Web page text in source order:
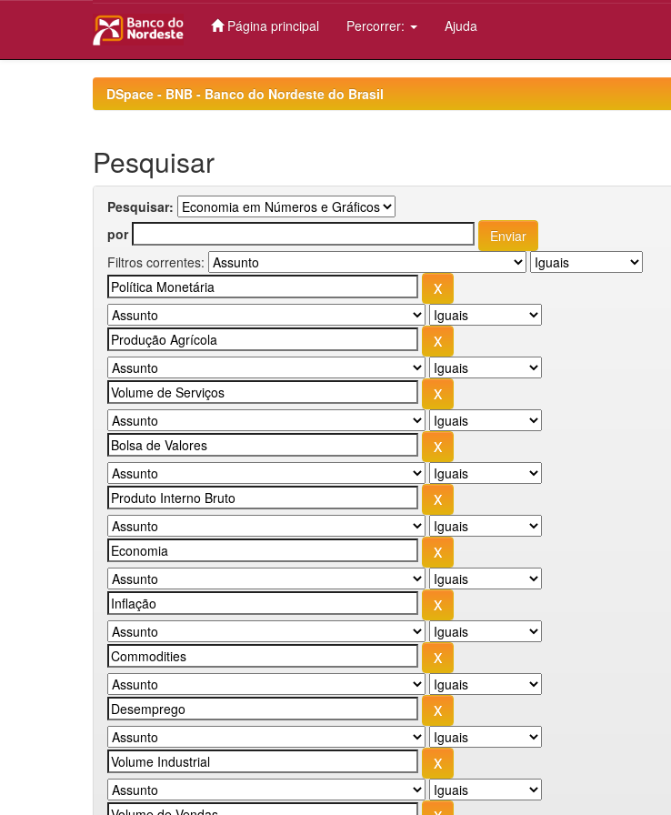
Página principal Percorrer: Ajuda
DSpace - BNB - Banco do Nordeste do Brasil
Pesquisar
Pesquisar:
por
Filtros correntes: